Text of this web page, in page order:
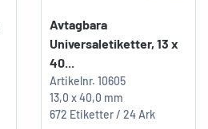
Avtagbara
Universaletiketter, 13 x
40...
Artikelnr. 10605
13,0 x 40,0 mm
672 Etiketter / 24 Ark